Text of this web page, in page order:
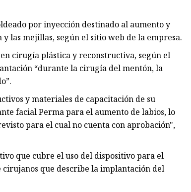
por inyección destinado al aumento y
las mejillas, según el sitio web de la empresa.
cirugía plástica y reconstructiva, según el
“durante la cirugía del mentón, la
y materiales de capacitación de su
facial Perma para el aumento de labios, lo
para el cual no cuenta con aprobación",
que cubre el uso del dispositivo para el
que describe la implantación del